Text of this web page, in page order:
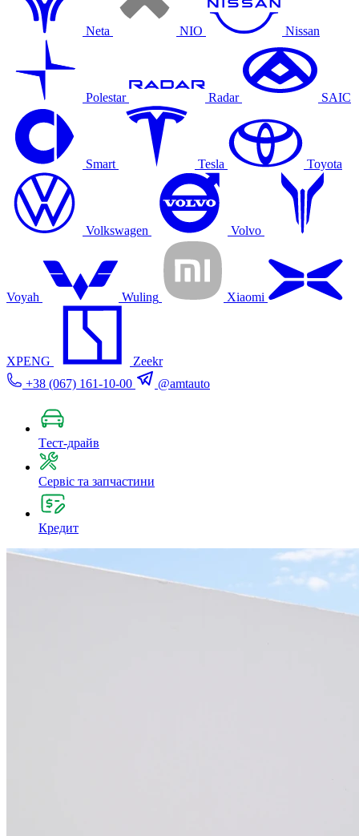
Neta NIO Nissan
Polestar Radar SAIC
Smart Tesla Toyota
Volkswagen Volvo
Voyah Wuling Xiaomi
XPENG
Zeekr
+38 (067) 161-10-00
@amtauto
Tест-драйв
Сервіс та запчастини
Кредит